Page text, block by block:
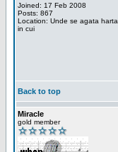
Joined: 17 Feb 2008
Posts: 867
Location: Unde se agata harta
in cui
Back to top
Miracle
gold member